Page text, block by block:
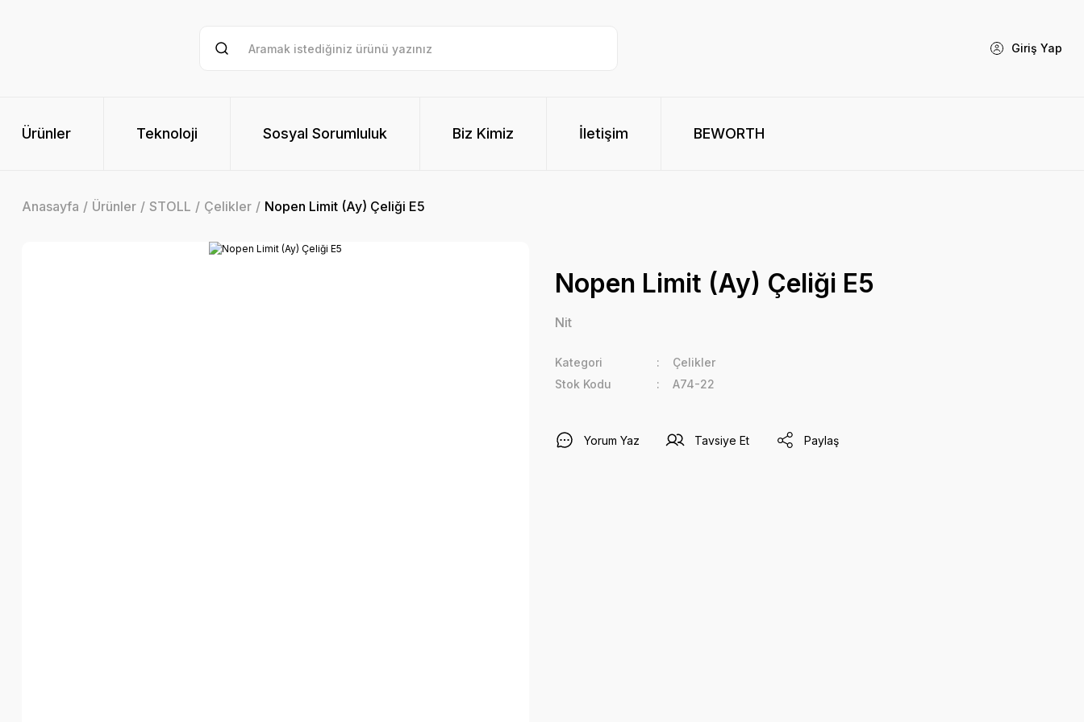
Giriş Yap
Ürünler Teknoloji Sosyal Sorumluluk Biz Kimiz İletişim BEWORTH
Anasayfa Ürünler STOLL Çelikler Nopen Limit (Ay) Çeliği E5
Nopen Limit (Ay) Çeliği E5
Nit
Kategori
Çelikler
Stok Kodu
A74-22
Yorum Yaz Tavsiye Et Paylaş